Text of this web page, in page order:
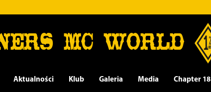
MC WORLD
Aktualności Klub Galeria Media Chapter 18